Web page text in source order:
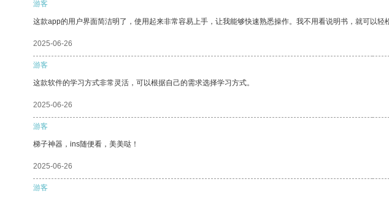
游客
这款app的用户界面简洁明了，使用起来非常容易上手，让我能够快速熟悉操作。我不用看说明书，就可以轻
2025-06-26
游客
这款软件的学习方式非常灵活，可以根据自己的需求选择学习方式。
2025-06-26
游客
梯子神器，ins随便看，美美哒！
2025-06-26
游客